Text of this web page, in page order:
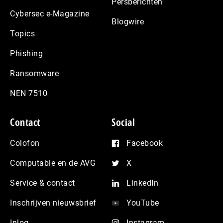
Cybersec e-Magazine
Topics
Phishing
Ransomware
NEN 7510
Blogwire
Contact
Colofon
Computable en de AVG
Service & contact
Inschrijven nieuwsbrief
Social
Facebook
X
LinkedIn
YouTube